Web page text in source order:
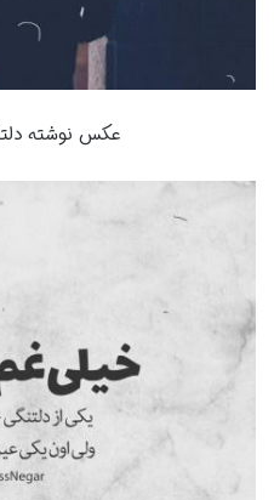
عکس نوشته